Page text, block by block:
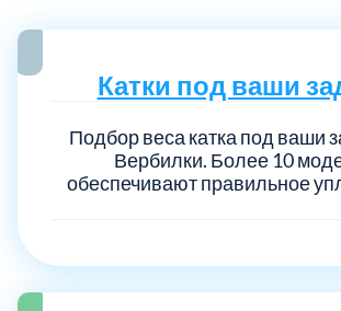
Катки под ваши
Подбор веса катка под ваши
Вербилки. Более 10
обеспечивают правильное